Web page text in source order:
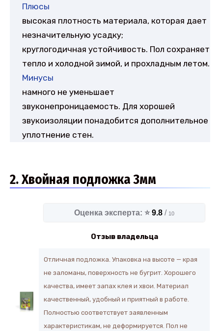
Плюсы
высокая плотность материала, которая дает
незначительную усадку;
круглогодичная устойчивость. Пол сохраняет
тепло и холодной зимой, и прохладным летом.
Минусы
намного не уменьшает
звуконепроницаемость. Для хорошей
звукоизоляции понадобится дополнительное
уплотнение стен.
2. Хвойная подложка 3мм
Оценка эксперта: ⭐ 9.8 / 10
Отзыв владельца
Отличная подложка. Упаковка на высоте — края
не заломаны, поверхность не бугрит. Хорошего
качества, имеет запах клея и хвои. Материал
качественный, удобный и приятный в работе.
Полностью соответствует заявленным
характеристикам, не деформируется. Пол не